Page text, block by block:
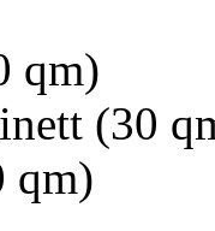
qm)
(30
qm)